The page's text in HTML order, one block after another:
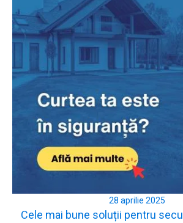
28 aprilie 2025
Cele mai bune soluții pentru